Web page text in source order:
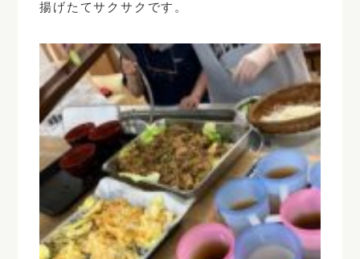
揚げたてサクサクです。